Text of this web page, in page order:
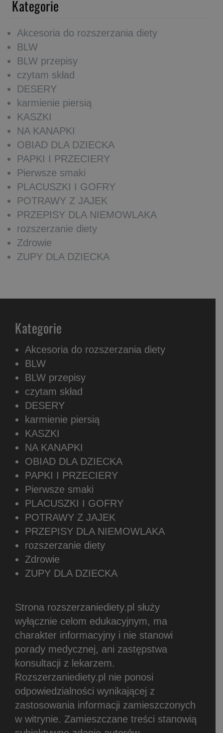
Kategorie
Akcesoria do rozszerzania diety
BLW
BLW przepisy
czytam skład
DESERY
karmienie piersią
KASZKI
NA KANAPKI
OBIAD DLA DZIECKA
PAPKI I PRZECIERY
Pierwsze smaki
PLACUSZKI I GOFRY
POTRAWY Z JAJEK
PRZEPISY DLA NIEMOWLAKA
rozszerzanie diety
Zdrowie
ZUPY DLA DZIECKA
Kategorie
Akcesoria do rozszerzania diety
BLW
BLW przepisy
czytam skład
DESERY
karmienie piersią
KASZKI
NA KANAPKI
OBIAD DLA DZIECKA
PAPKI I PRZECIERY
Pierwsze smaki
PLACUSZKI I GOFRY
POTRAWY Z JAJEK
PRZEPISY DLA NIEMOWLAKA
rozszerzanie diety
Zdrowie
ZUPY DLA DZIECKA
Strona rozszerzaniediety.pl służy
wyłącznie celom edukacyjnym, ma
charakter informacyjny i nie stanowi
porady medycznej, ani zastępstwa
konsultacji z lekarzem.
Rozszerzaniediety.pl nie ponosi
odpowiedzialności wynikającej z
zastosowania informacji zamieszczonych
w witrynie. Zamieszczane treści stanowią